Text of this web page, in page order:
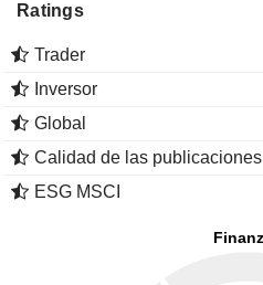
Ratings
Trader
Inversor
Global
Calidad de las publicaciones
ESG MSCI